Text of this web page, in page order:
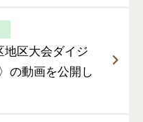
地区大会ダイジ
の動画を公開し